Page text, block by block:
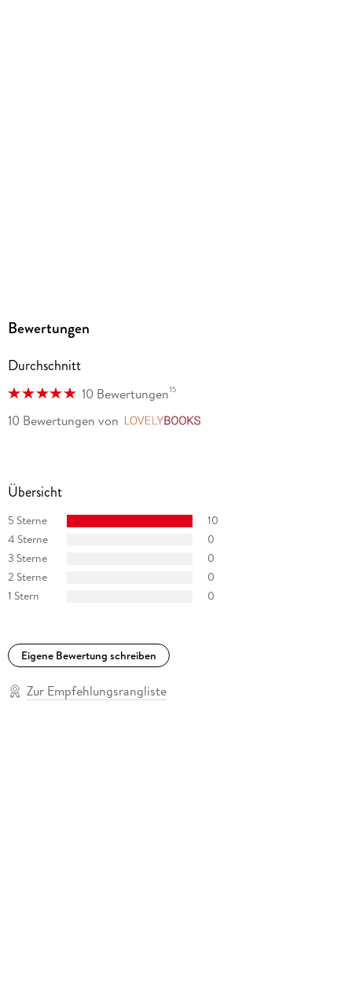
Bewertungen
Durchschnitt
10 Bewertungen15
10 Bewertungen von
Übersicht
5 Sterne
10
4 Sterne
0
3 Sterne
0
2 Sterne
0
1 Stern
0
Eigene Bewertung schreiben
Zur Empfehlungsrangliste